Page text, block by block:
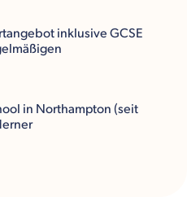
inklusive GCSE
in Northampton (seit